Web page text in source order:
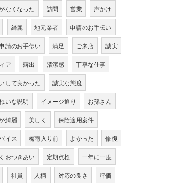
なくなった 訪問 営業 声かけ
綺麗 地元業者 申請のお手伝い
請のお手伝い 満足 ご来店 誠実
ア 露出 清潔感 丁寧な仕事
して良かった 誠実な態度
いな説明 イメージ通り お孫さん
綺麗 美しく 保険適用案件
イス 梅雨入り前 よかった 修復
おつきあい 定期点検 一年に一度
社員 人柄 対応の良さ 評価